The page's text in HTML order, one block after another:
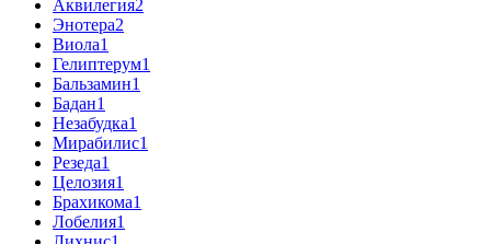
Аквилегия2
Энотера2
Виола1
Гелиптерум1
Бальзамин1
Бадан1
Незабудка1
Мирабилис1
Резеда1
Целозия1
Брахикома1
Лобелия1